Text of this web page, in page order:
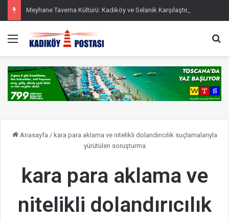
Meyhane Taverna Kültürü: Kadıköy ve Selanik Karşılaştırması
Menü
Anasayfa / kara para aklama ve nitelikli dolandırıcılık suçlamalarıyla
yürütülen soruşturma
kara para aklama ve
nitelikli dolandırıcılık